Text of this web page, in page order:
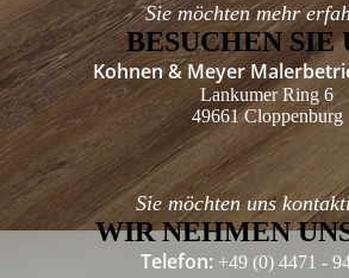
Sie möchten mehr
BESUCHEN SIE
Kohnen & Meyer
Lankumer Ring 6
49661 Cloppenburg
Sie möchten uns
WIR NEHMEN
Telefon:+49 (0) 4471 -